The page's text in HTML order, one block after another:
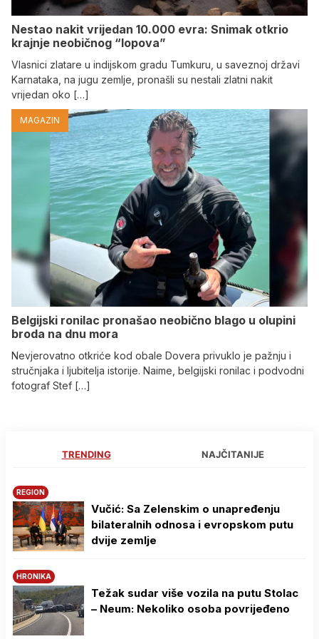
Nestao nakit vrijedan 10.000 evra: Snimak otkrio
krajnje neobičnog “lopova”
Vlasnici zlatare u indijskom gradu Tumkuru, u saveznoj državi
Karnataka, na jugu zemlje, pronašli su nestali zlatni nakit
vrijedan oko […]
MAGAZIN
Belgijski ronilac pronašao neobično blago u olupini
broda na dnu mora
Nevjerovatno otkriće kod obale Dovera privuklo je pažnju i
stručnjaka i ljubitelja istorije. Naime, belgijski ronilac i podvodni
fotograf Stef […]
TRENDING NAJČITANIJE
REGION
Vučić: Sa Zelenskim o unapređenju
bilateralnih odnosa i evropskom putu
dvije zemlje
HRONIKA
Težak sudar više vozila na putu Stolac
– Neum: Nekoliko osoba povrijeđeno